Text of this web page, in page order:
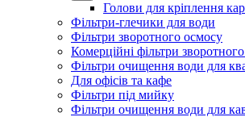
Голови для кріплення
Фільтри-глечики для води
Фільтри зворотного осмосу
Комерційні фільтри
Фільтри очищення води для
Для офісів та кафе
Фільтри під мийку
Фільтри очищення води для